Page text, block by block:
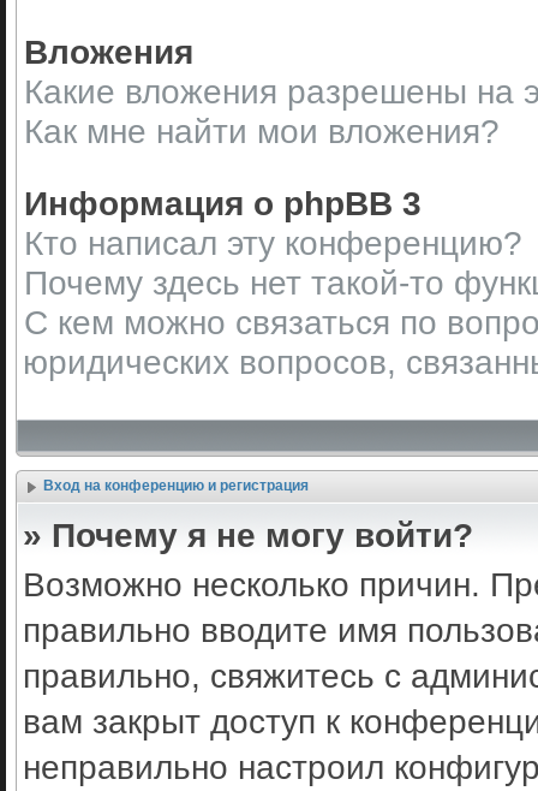
Вложения
Какие вложения разрешены на
Как мне найти мои вложения?
Информация о phpBB 3
Кто написал эту конференцию?
Почему здесь нет такой-то
С кем можно связаться по
юридических вопросов,
Вход на конференцию и регистрация
» Почему я не могу войти?
Возможно несколько причин.
правильно вводите имя
правильно, свяжитесь с
вам закрыт доступ к
неправильно настроил